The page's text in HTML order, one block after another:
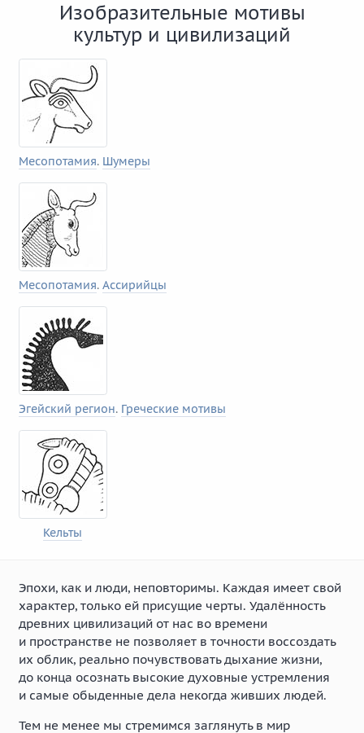
Изобразительные мотивы
культур и цивилизаций
Месопотамия. Шумеры
Месопотамия. Ассирийцы
Эгейский регион. Греческие мотивы
Кельты
Эпохи, как и люди, неповторимы. Каждая имеет свой
характер, только ей присущие черты. Удалённость
древних цивилизаций от нас во времени
и пространстве не позволяет в точности воссоздать
их облик, реально почувствовать дыхание жизни,
до конца осознать высокие духовные устремления
и самые обыденные дела некогда живших людей.
Тем не менее мы стремимся заглянуть в мир